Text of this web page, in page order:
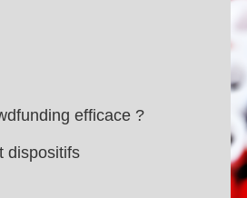
efficace ?
dispositifs